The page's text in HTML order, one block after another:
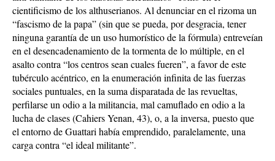
cientificismo de los althuserianos. Al denunciar en el rizoma un
“fascismo de la papa” (sin que se pueda, por desgracia, tener
ninguna garantía de un uso humorístico de la fórmula) entreveían
en el desencadenamiento de la tormenta de lo múltiple, en el
asalto contra “los centros sean cuales fueren”, a favor de este
tubérculo acéntrico, en la enumeración infinita de las fuerzas
sociales puntuales, en la suma disparatada de las revueltas,
perfilarse un odio a la militancia, mal camuflado en odio a la
lucha de clases (Cahiers Yenan, 43), o, a la inversa, puesto que
el entorno de Guattari había emprendido, paralelamente, una
carga contra “el ideal militante”.